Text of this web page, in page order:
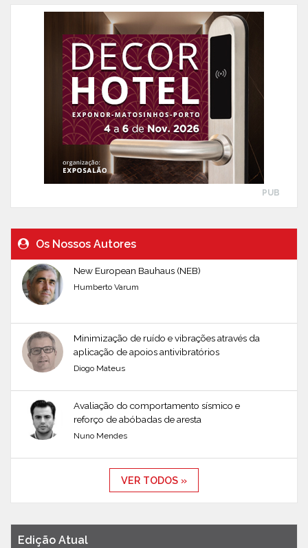
PUB
Os Nossos Autores
New European Bauhaus (NEB)
Humberto Varum
Minimização de ruído e vibrações através da
aplicação de apoios antivibratórios
Diogo Mateus
Avaliação do comportamento sísmico e
reforço de abóbadas de aresta
Nuno Mendes
VER TODOS »
Edição Atual